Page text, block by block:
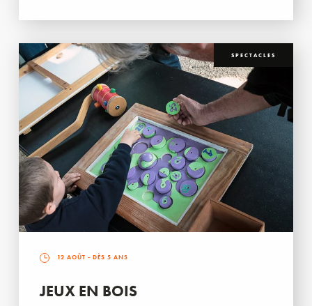
SPECTACLES
12 AOÛT - DÈS 5 ANS
JEUX EN BOIS